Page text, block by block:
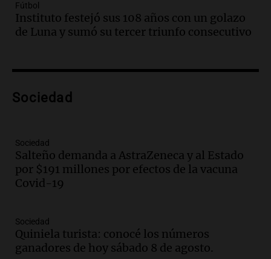
Audio.Borges, abogada de Pourrain:
"Tres hombres se lo llevaron para
hacerle preguntas y nunca regresó"
Episodios
metros del río Suquía y retiraron hasta
Episodios
Audio.La historia de la servilleta que
firmó Jorge Messi para el primer
contrato de Leo con Barcelona
Audio.Joan Gaspart: "Sin Jorge, no sé si
Messi hubiera llegado adonde llegó"
Fútbol
Instituto festejó sus 108 años con un golazo
de Luna y sumó su tercer triunfo consecutivo
Sociedad
Sociedad
Salteño demanda a AstraZeneca y al Estado
por $191 millones por efectos de la vacuna
Covid-19
Sociedad
Quiniela turista: conocé los números
ganadores de hoy sábado 8 de agosto.